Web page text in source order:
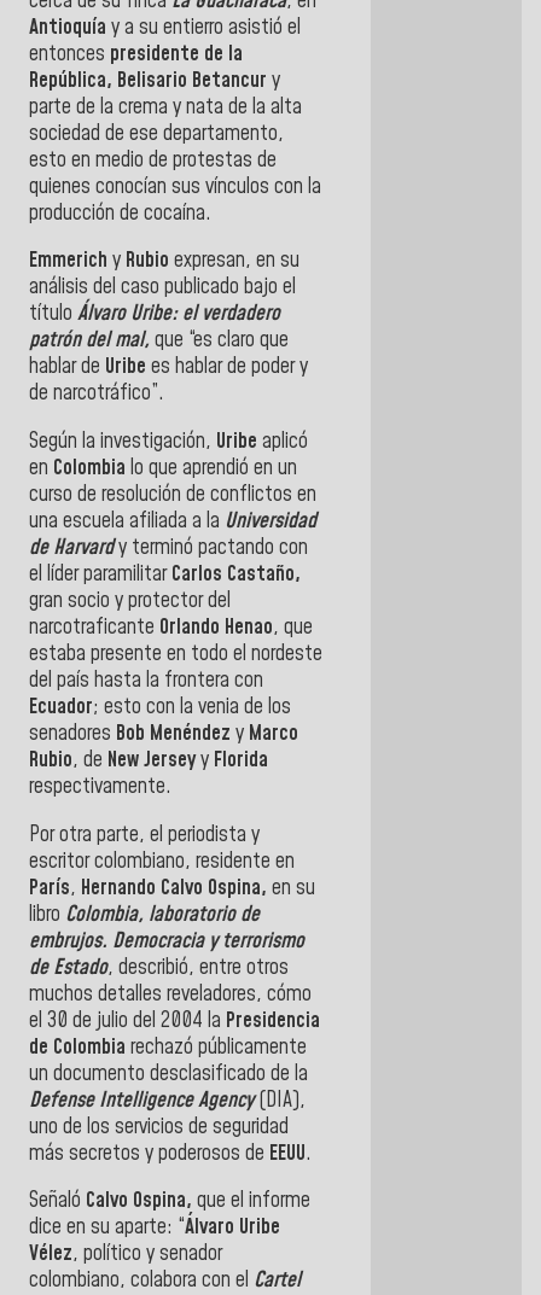
Antioquía y a su entierro asistió el
entonces presidente de la
República, Belisario Betancur y
parte de la crema y nata de la alta
sociedad de ese departamento,
esto en medio de protestas de
quienes conocían sus vínculos con la
producción de cocaína.
Emmerich y Rubio expresan, en su
análisis del caso publicado bajo el
título Álvaro Uribe: el verdadero
patrón del mal, que “es claro que
hablar de Uribe es hablar de poder y
de narcotráfico”.
Según la investigación, Uribe aplicó
en Colombia lo que aprendió en un
curso de resolución de conflictos en
una escuela afiliada a la Universidad
de Harvardy terminó pactando con
el líder paramilitarCarlos Castaño,
gran socio y protector del
narcotraficante Orlando Henao, que
estaba presente en todo el nordeste
del país hasta la frontera con
Ecuador; esto con la venia de los
senadores Bob Menéndez y Marco
Rubio, de New Jerseyy Florida
respectivamente.
Por otra parte, el periodista y
escritor colombiano, residente en
París, Hernando Calvo Ospina, en su
libro Colombia, laboratorio de
embrujos. Democracia y terrorismo
de Estado, describió, entre otros
muchos detalles reveladores, cómo
el 30 de julio del 2004 la Presidencia
de Colombia rechazó públicamente
un documento desclasificado de la
Defense Intelligence Agency(DIA),
uno de los servicios de seguridad
más secretos y poderosos de EEUU.
Señaló Calvo Ospina, que el informe
dice en su aparte: “Álvaro Uribe
Vélez, político y senador
colombiano, colabora con el Cartel